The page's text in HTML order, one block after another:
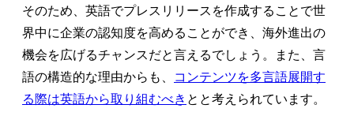
そのため、英語でプレスリリースを作成することで世
界中に企業の認知度を高めることができ、海外進出の
機会を広げるチャンスだと言えるでしょう。また、言
語の構造的な理由からも、
コンテンツを多言語展開す
る際は英語から取り組むべき とと考えられています。